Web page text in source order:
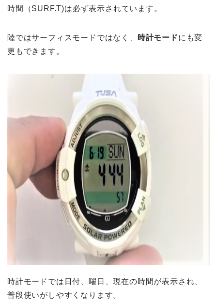
時間（SURF.T)は必ず表示されています。
陸ではサーフィスモードではなく、 時計モードにも変
更もできます。
時計モードでは日付、曜日、現在の時間が表示され、
普段使いがしやすくなります。